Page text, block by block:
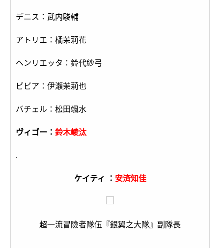
デニス：武内駿輔
アトリエ：橘茉莉花
ヘンリエッタ：鈴代紗弓
ビビア：伊瀬茉莉也
バチェル：松田颯水
ヴィゴー： 鈴木崚汰
.
ケイティ ： 安済知佳
超一流冒險者隊伍『銀翼之大隊』副隊長